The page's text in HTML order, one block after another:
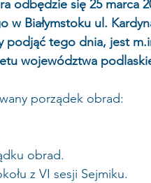
odbędzie się 25 marca
w Białymstoku ul.
podjąć tego dnia, jest
województwa
porządek obrad:
obrad.
z VI sesji Sejmiku.